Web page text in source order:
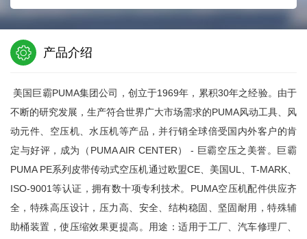
产品介绍
美国巨霸PUMA集团公司，创立于1969年，累积30年之经验。由于
不断的研究发展，生产符合世界广大市场需求的PUMA风动工具、风
动元件、空压机、水压机等产品，并行销全球倍受国内外客户的肯
定与好评，成为（PUMA AIR CENTER） - 巨霸空压之美誉。巨霸
PUMA PE系列皮带传动式空压机通过欧盟CE、美国UL、T-MARK、
ISO-9001等认证，拥有数十项专利技术。PUMA空压机配件供应齐
全，特殊高压设计，压力高、安全、结构稳固、坚固耐用，特殊辅
助桶装置，使压缩效果更提高。用途：适用于工厂、汽车修理厂、